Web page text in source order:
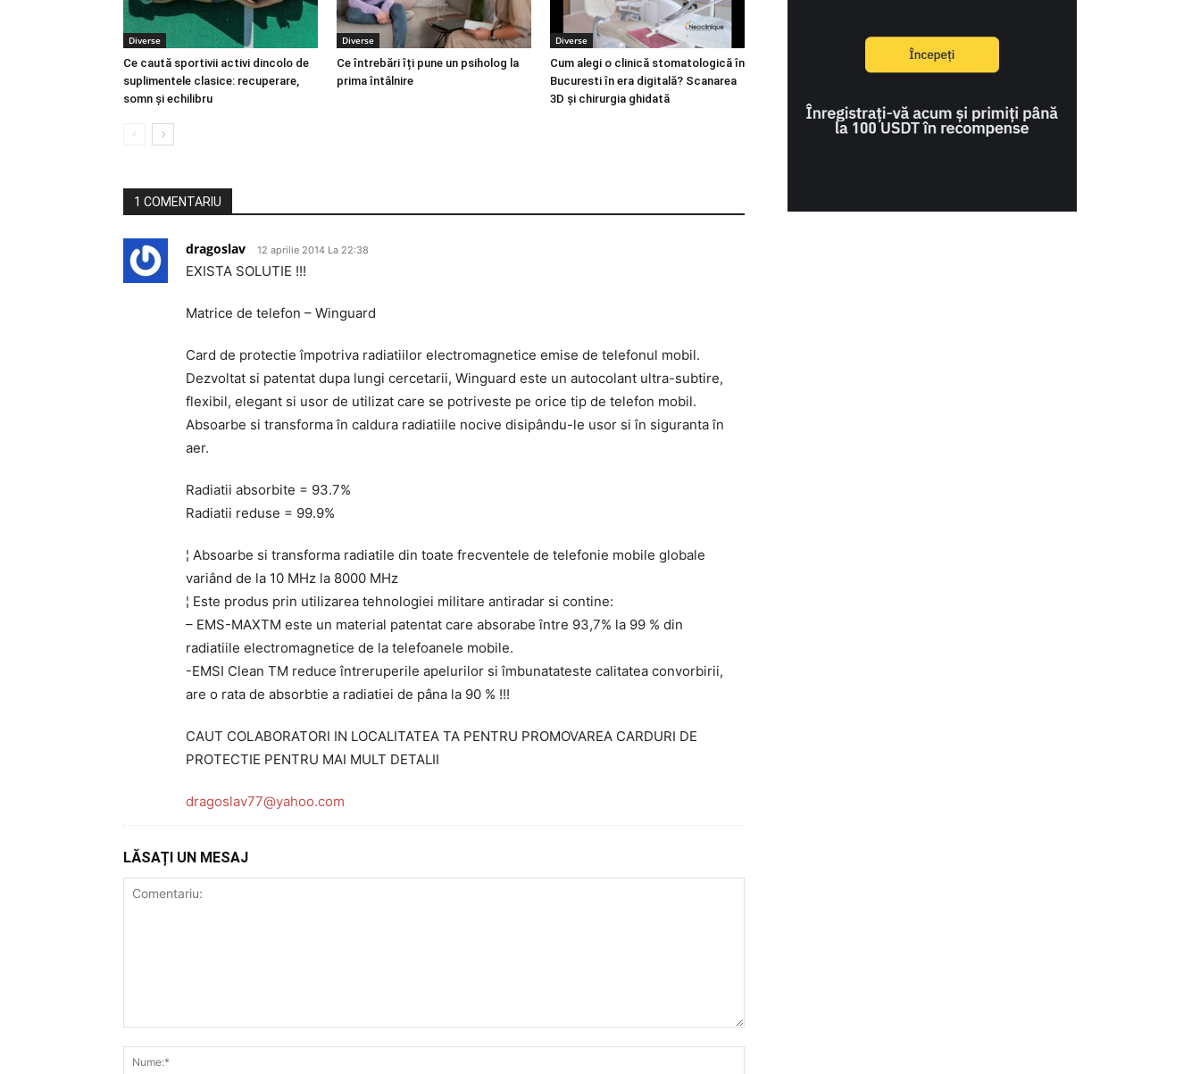
Diverse
Ce caută sportivii activi dincolo de
suplimentele clasice: recuperare,
somn și echilibru
Diverse
Ce întrebări îți pune un psiholog la
prima întâlnire
Diverse
Cum alegi o clinică stomatologică în
Bucuresti în era digitală? Scanarea
3D și chirurgia ghidată
1 COMENTARIU
dragoslav 12 aprilie 2014 La 22:38
EXISTA SOLUTIE !!!
Matrice de telefon – Winguard
Card de protectie împotriva radiatiilor electromagnetice emise de telefonul mobil.
Dezvoltat si patentat dupa lungi cercetarii, Winguard este un autocolant ultra-subtire,
flexibil, elegant si usor de utilizat care se potriveste pe orice tip de telefon mobil.
Absoarbe si transforma în caldura radiatiile nocive disipându-le usor si în siguranta în
aer.
Radiatii absorbite = 93.7%
Radiatii reduse = 99.9%
¦ Absoarbe si transforma radiatile din toate frecventele de telefonie mobile globale
variând de la 10 MHz la 8000 MHz
¦ Este produs prin utilizarea tehnologiei militare antiradar si contine:
– EMS-MAXTM este un material patentat care absorabe între 93,7% la 99 % din
radiatiile electromagnetice de la telefoanele mobile.
-EMSI Clean TM reduce întreruperile apelurilor si îmbunatateste calitatea convorbirii,
are o rata de absorbtie a radiatiei de pâna la 90 % !!!
CAUT COLABORATORI IN LOCALITATEA TA PENTRU PROMOVAREA CARDURI DE
PROTECTIE PENTRU MAI MULT DETALII
dragoslav77@yahoo.com
LĂSAȚI UN MESAJ